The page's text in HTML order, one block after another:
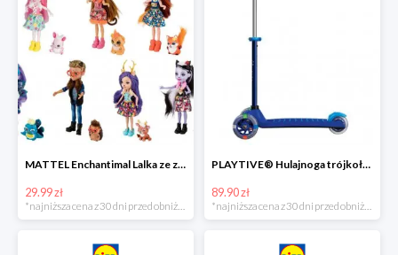
MATTEL Enchantimal Lalka ze zwierzątkiem
29.99 zł
*najniższa cena z 30 dni przed obniżką
PLAYTIVE® Hulajnoga trójkołowa Tri Scooter z diodami LED
89.90 zł
*najniższa cena z 30 dni przed obniżką